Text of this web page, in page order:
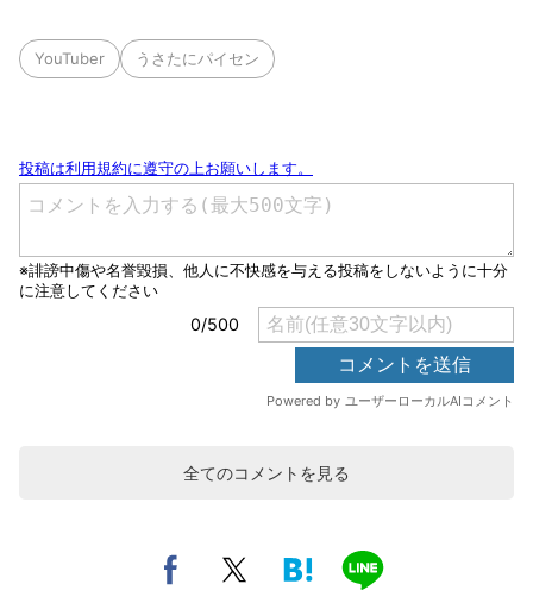
YouTuber うさたにパイセン
全てのコメントを見る